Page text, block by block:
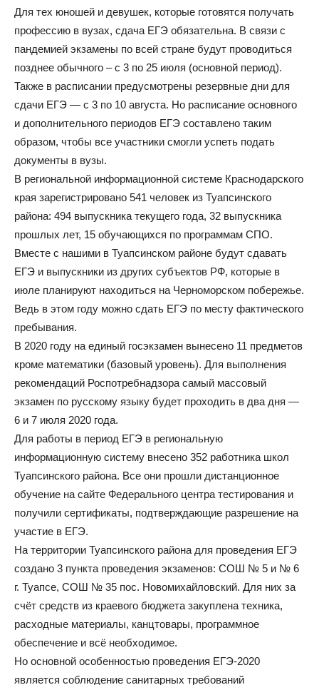
Для тех юношей и девушек, которые готовятся получать
профессию в вузах, сдача ЕГЭ обязательна. В связи с
пандемией экзамены по всей стране будут проводиться
позднее обычного – с 3 по 25 июля (основной период).
Также в расписании предусмотрены резервные дни для
сдачи ЕГЭ — с 3 по 10 августа. Но расписание основного
и дополнительного периодов ЕГЭ составлено таким
образом, чтобы все участники смогли успеть подать
документы в вузы.
В региональной информационной системе Краснодарского
края зарегистрировано 541 человек из Туапсинского
района: 494 выпускника текущего года, 32 выпускника
прошлых лет, 15 обучающихся по программам СПО.
Вместе с нашими в Туапсинском районе будут сдавать
ЕГЭ и выпускники из других субъектов РФ, которые в
июле планируют находиться на Черноморском побережье.
Ведь в этом году можно сдать ЕГЭ по месту фактического
пребывания.
В 2020 году на единый госэкзамен вынесено 11 предметов
кроме математики (базовый уровень). Для выполнения
рекомендаций Роспотребнадзора самый массовый
экзамен по русскому языку будет проходить в два дня —
6 и 7 июля 2020 года.
Для работы в период ЕГЭ в региональную
информационную систему внесено 352 работника школ
Туапсинского района. Все они прошли дистанционное
обучение на сайте Федерального центра тестирования и
получили сертификаты, подтверждающие разрешение на
участие в ЕГЭ.
На территории Туапсинского района для проведения ЕГЭ
создано 3 пункта проведения экзаменов: СОШ № 5 и № 6
г. Туапсе, СОШ № 35 пос. Новомихайловский. Для них за
счёт средств из краевого бюджета закуплена техника,
расходные материалы, канцтовары, программное
обеспечение и всё необходимое.
Но основной особенностью проведения ЕГЭ-2020
является соблюдение санитарных требований